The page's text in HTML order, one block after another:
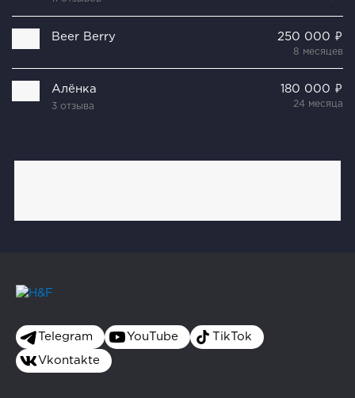
Beer Berry 250 000 ₽
8 месяцев
Алёнка
3 отзыва
180 000 ₽
24 месяца
Telegram YouTube TikTok
Vkontakte